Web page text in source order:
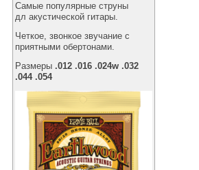
Самые популярные струны
дл акустической гитары.
Четкое, звонкое звучание с
приятными обертонами.
Размеры .012 .016 .024w .032
.044 .054